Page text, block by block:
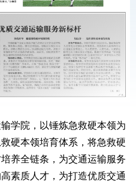
学院，以锤炼急救硬本领为
硬本领培育体系，将急救硬
养全链条，为交通运输服务
素质人才，为打造优质交通